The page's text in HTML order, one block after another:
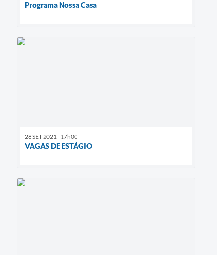
Programa Nossa Casa
28 SET 2021 - 17h00
VAGAS DE ESTÁGIO